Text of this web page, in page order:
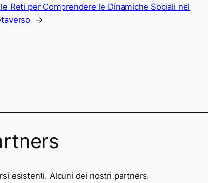
Reti per Comprendere le Dinamiche Sociali nel
→
esistenti. Alcuni dei nostri partners.